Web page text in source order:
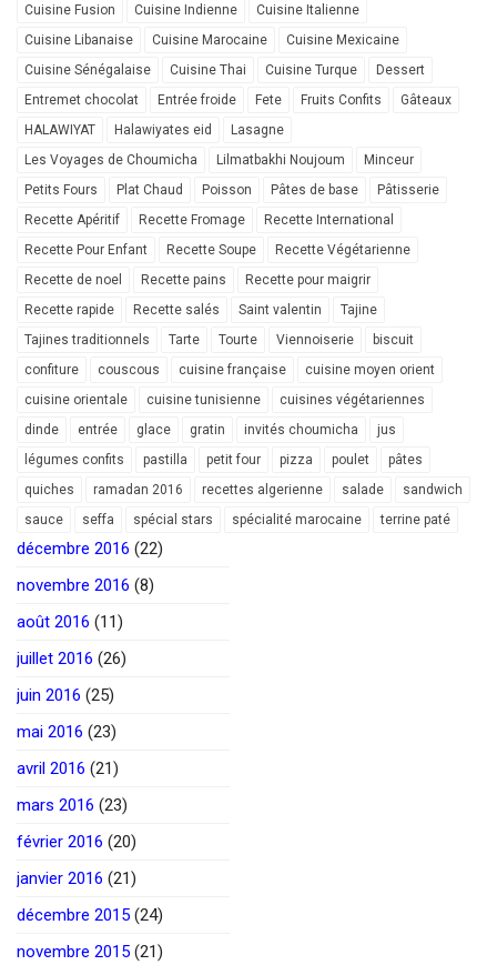
Cuisine Fusion Cuisine Indienne
Cuisine Italienne
Cuisine Libanaise
Cuisine Marocaine
Cuisine Mexicaine
Cuisine Sénégalaise
Cuisine Thai Cuisine Turque
Dessert
Entremet chocolat
Entrée froide Fete Fruits Confits
Gâteaux
HALAWIYAT
Halawiyates eid
Lasagne
Les Voyages de Choumicha
Lilmatbakhi Noujoum
Minceur
Petits Fours
Plat Chaud Poisson Pâtes de base
Pâtisserie
Recette Apéritif
Recette Fromage
Recette International
Recette Pour Enfant
Recette Soupe
Recette Végétarienne
Recette de noel
Recette pains
Recette pour maigrir
Recette rapide
Recette salés Saint valentin
Tajine
Tajines traditionnels
Tarte Tourte Viennoiserie
biscuit
confiture
couscous cuisine française
cuisine moyen orient
cuisine orientale
cuisine tunisienne
cuisines végétariennes
dinde
entrée glace gratin invités choumicha
jus
légumes confits
pastilla petit four pizza poulet
pâtes
quiches
ramadan 2016 recettes algerienne salade
sandwich
sauce
seffa spécial stars spécialité marocaine terrine paté
décembre 2016 (22)
novembre 2016 (8)
août 2016 (11)
juillet 2016 (26)
juin 2016 (25)
mai 2016 (23)
avril 2016 (21)
mars 2016 (23)
février 2016 (20)
janvier 2016 (21)
décembre 2015 (24)
novembre 2015 (21)